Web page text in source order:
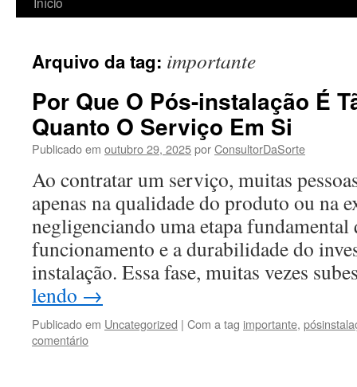
Arquivo da tag: importante
Por Que O Pós-instalação É
Quanto O Serviço Em Si
Publicado em outubro 29, 2025porConsultorDaSorte
Ao contratar um serviço, muitas
apenas na qualidade do produto ou na
negligenciando uma etapa fundamental
funcionamento e a durabilidade do
instalação. Essa fase, muitas vezes
lendo →
Publicado em Uncategorized | Com a tag importante,
comentário